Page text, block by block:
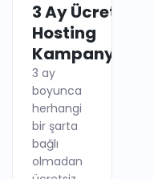
3 Ay Ücretsiz
Hosting
Kampanyası
3 ay
boyunca
herhangi
bir şarta
bağlı
olmadan